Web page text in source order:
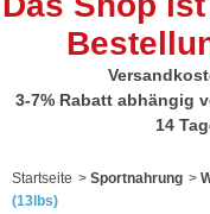
3-7% Rabatt abhängig
14
Startseite > Sportnahrung >
(13lbs)